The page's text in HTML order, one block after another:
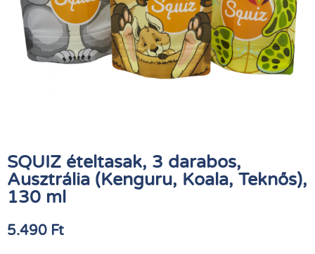
SQUIZ ételtasak, 3 darabos,
Ausztrália (Kenguru, Koala, Teknős),
130 ml
5.490 Ft